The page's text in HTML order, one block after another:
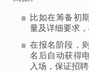
比如在筹备初
量及详细要求
在报名阶段，
名后自动获得
入场，保证招